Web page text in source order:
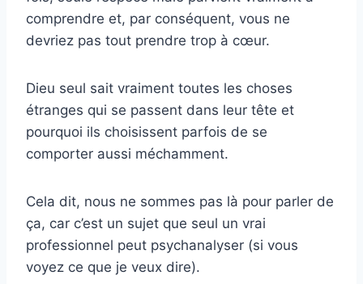
comprendre et, par conséquent, vous ne
devriez pas tout prendre trop à cœur.
Dieu seul sait vraiment toutes les choses
étranges qui se passent dans leur tête et
pourquoi ils choisissent parfois de se
comporter aussi méchamment.
Cela dit, nous ne sommes pas là pour parler de
ça, car c’est un sujet que seul un vrai
professionnel peut psychanalyser (si vous
voyez ce que je veux dire).